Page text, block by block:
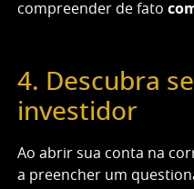
compreender de fato
4. Descubra
investidor
Ao abrir sua conta na
a preencher um